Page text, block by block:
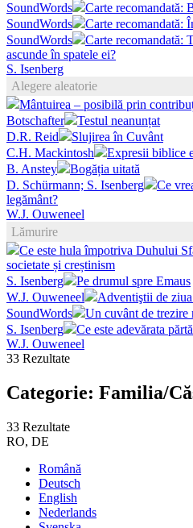
SoundWords
Carte recomandată:
SoundWords
Carte recomandată:
SoundWords
Carte recomandată:
ascunde în spatele ei?
S. Isenberg
Alegere aleatorie
Mântuirea – posibilă prin
Botschafter
Testul neanunțat
D.R. Reid
Slujirea în Cuvânt
C.H. Mackintosh
Expresii biblice
B. Anstey
Bogăția uitată
D. Schürmann; S. Isenberg
Ce
legământ?
W.J. Ouweneel
Lămurire
Ce este hula împotriva Duhului
societate și creștinism
S. Isenberg
Pe drumul spre Emaus
W.J. Ouweneel
Adventiştii de ziua
SoundWords
Un cuvânt de trezire
S. Isenberg
Ce este adevărata
W.J. Ouweneel
33 Rezultate
Categorie: Familia/
33 Rezultate
RO, DE
Română
Deutsch
English
Nederlands